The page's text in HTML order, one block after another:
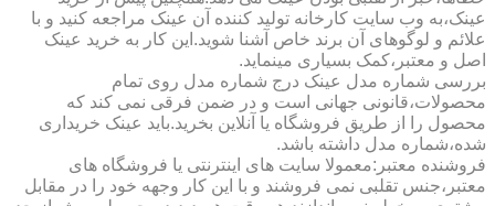
عینک،به وب سایت کارخانه تولید کننده آن عینک مراجعه کنید و با
علائم و لوگوهای آن برند خاص آشنا شوید.این کار به خرید عینک
اصل و معتبر،کمک بسیاری مینماید.
بررسی شماره مدل عینک درج شماره مدل روی تمام
محصولات،قانونی جهانی است و در ضمن فرقی نمی کند که
محصول را از طریق فروشگاه یا آنلاین بخرید.باید عینک خریداری
شده،شماره مدل داشته باشد.
فروشنده معتبر:معمولا سایت های اینترنتی یا فروشگاه های
معتبر،جنس تقلبی نمی فروشند و با این کار وجهه خود را در مقابل